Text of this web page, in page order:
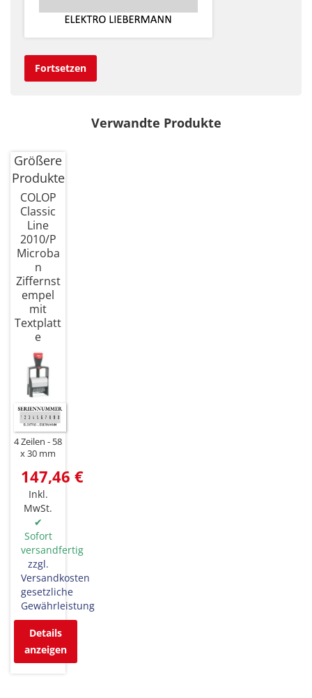
Fortsetzen
Verwandte Produkte
Größere
Produkte
COLOP
Classic
Line
2010/P
Microba
n
Ziffernst
empel
mit
Textplatt
e
4 Zeilen
58
x 30 mm
147,46 €
Inkl.
MwSt.
✔
Sofort
versandfertig
zzgl.
Versandkosten
gesetzliche
Gewährleistung
Details
anzeigen